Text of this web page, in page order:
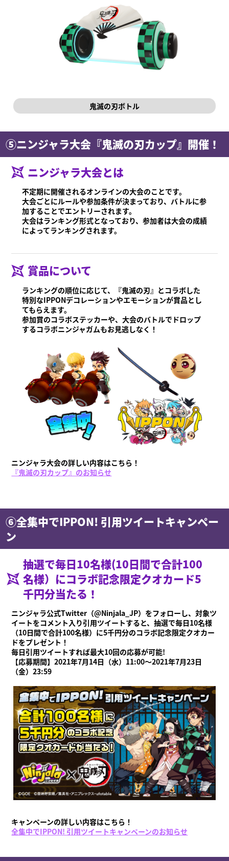
鬼滅の刃ボトル
⑤ニンジャラ大会『鬼滅の刃カップ』開催！
ニンジャラ大会とは
不定期に開催されるオンラインの大会のことです。
大会ごとにルールや参加条件が決まっており、バトルに参
加することでエントリーされます。
大会はランキング形式となっており、参加者は大会の成績
によってランキングされます。
賞品について
ランキングの順位に応じて、『鬼滅の刃』とコラボした
特別なIPPONデコレーションやエモーションが賞品とし
てもらえます。
参加賞のコラボステッカーや、大会のバトルでドロップ
するコラボニンジャガムもお見逃しなく！
ニンジャラ大会の詳しい内容はこちら！
『鬼滅の刃カップ』のお知らせ
⑥全集中でIPPON! 引用ツイートキャンペー
ン
抽選で毎日10名様(10日間で合計100
名様）にコラボ記念限定クオカード5
千円分当たる！
ニンジャラ公式Twitter（@Ninjala_JP）をフォローし、対象ツ
イートをコメント入り引用ツイートすると、抽選で毎日10名様
（10日間で合計100名様）に5千円分のコラボ記念限定クオカー
ドをプレゼント！
毎日引用ツイートすれば最大10回の応募が可能!
【応募期間】2021年7月14日（水）11:00～2021年7月23日
（金）23:59
キャンペーンの詳しい内容はこちら！
全集中でIPPON! 引用ツイートキャンペーンのお知らせ